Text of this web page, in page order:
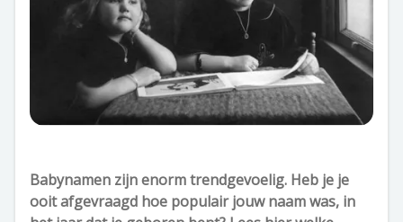
Babynamen zijn enorm trendgevoelig. Heb je je
ooit afgevraagd hoe populair jouw naam was, in